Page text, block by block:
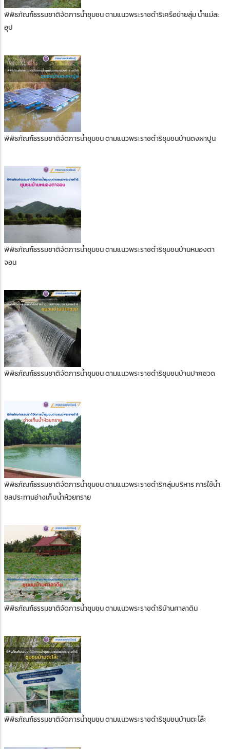
พิพิธภัณฑ์ธรรมชาติจัดการน้ำชุมชน ตามแนวพระราชดำริเครือข่ายลุ่ม น้ำแม่ละ
อุป
พิพิธภัณฑ์ธรรมชาติจัดการน้ำชุมชน ตามแนวพระราชดำริชุมชนบ้านดงผาปูน
พิพิธภัณฑ์ธรรมชาติจัดการน้ำชุมชน ตามแนวพระราชดำริชุมชนบ้านหนองตา
จอน
พิพิธภัณฑ์ธรรมชาติจัดการน้ำชุมชน ตามแนวพระราชดำริชุมชนบ้านปากซวด
พิพิธภัณฑ์ธรรมชาติจัดการน้ำชุมชน ตามแนวพระราชดำริกลุ่มบริหาร การใช้น้ำ
ชลประทานอ่างเก็บน้ำห้วยทราย
พิพิธภัณฑ์ธรรมชาติจัดการน้ำชุมชน ตามแนวพระราชดำริบ้านศาลาดิน
พิพิธภัณฑ์ธรรมชาติจัดการน้ำชุมชน ตามแนวพระราชดำริชุมชนบ้านตะโล๊ะ